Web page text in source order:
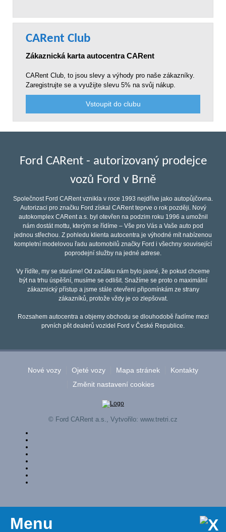
CARent Club
Zákaznická karta autocentra CARent
CARent Club, to jsou slevy a výhody pro naše zákazníky.
Zaregistrujte se a využijte slevu 5% na svůj nákup.
Vstoupit do clubu
Ford CARent - autorizovaný prodejce
vozů Ford v Brně
Společnost Ford CARent vznikla v roce 1993 nejdříve jako autopůjčovna.
Autorizaci pro značku Ford získal CARent teprve o rok později. Nový
autokomplex CARent a.s. byl otevřen na podzim roku 1996 a umožnil
nám dostát mottu, kterým se řídíme – Vše pro Vás a Vaše auto pod
jednou střechou. Z pohledu klienta autocentra je výhodné mít nabízenou
kompletní modelovou řadu automobilů značky Ford i všechny související
poprodejní služby na jedné adrese.
Vy řídíte, my se staráme! Od začátku nám bylo jasné, že pokud chceme
být na trhu úspěšní, musíme se odlišit. Snažíme se proto o maximální
zákaznický přístup a jsme stále otevřeni připomínkám ze strany
zákazníků, protože vždy je co zlepšovat.
Rozsahem autocentra a objemy obchodu se dlouhodobě řadíme mezi
prvních pět dealerů vozidel Ford v České Republice.
Nové vozy Ojeté vozy Mapa stránek
Kontakty
Změnit nastavení cookies
© Ford CARent a.s., Vytvořilo: www.tretri.cz
Menu